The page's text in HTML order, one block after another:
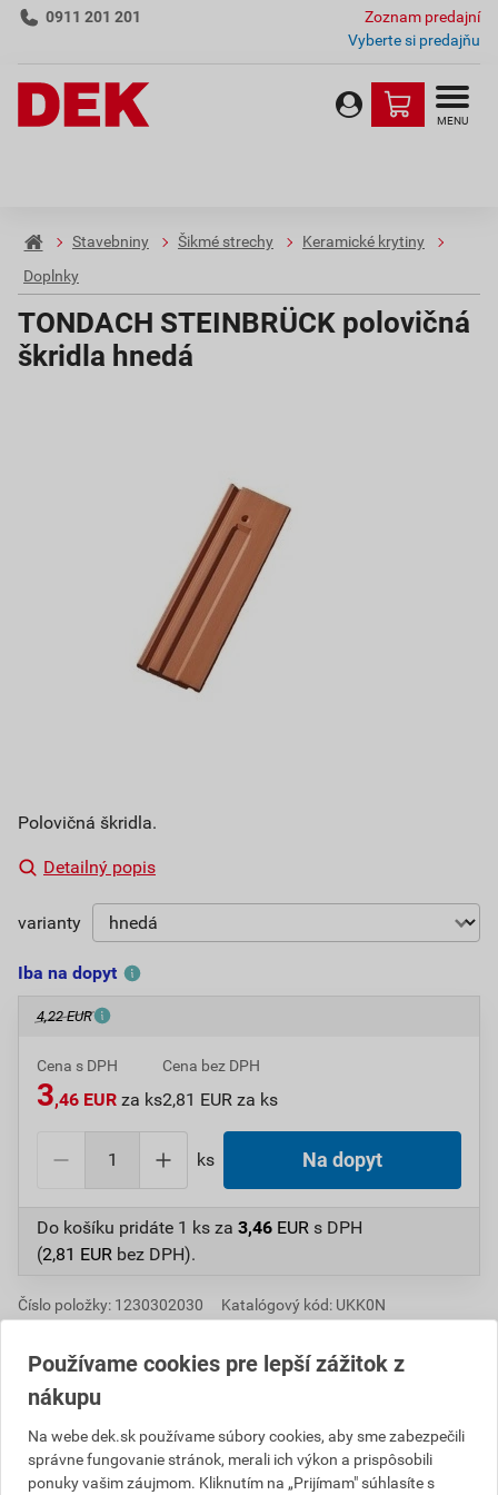
0911 201 201
Zoznam predajní
Vyberte si predajňu
MENU
Stavebniny Šikmé strechy
Keramické krytiny
Doplnky
TONDACH STEINBRÜCK polovičná
škridla hnedá
Polovičná škridla.
Detailný popis
varianty
Iba na dopyt
4,22 EUR
Cena s DPH
3,46 EUR za ks
Cena bez DPH
2,81 EUR za ks
ks Na dopyt
Do košíku pridáte 1 ks za 3,46 EUR s DPH
(2,81 EUR bez DPH).
Číslo položky: 1230302030
Katalógový kód: UKK0N
Popis
Polovičné škridly sa používajú v oblasti štítovej hrany
Používame cookies pre lepší zážitok z
nákupu
Na webe dek.sk používame súbory cookies, aby sme zabezpečili
správne fungovanie stránok, merali ich výkon a prispôsobili
ponuky vašim záujmom. Kliknutím na „Prijímam" súhlasíte s